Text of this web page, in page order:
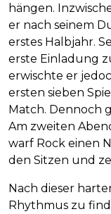
hängen.
er nach seinem
erstes Halbjahr.
erste Einladung
erwischte er
ersten sieben
Match. Dennoch
Am zweiten
warf Rock einen
den Sitzen und
Nach dieser
Rhythmus zu